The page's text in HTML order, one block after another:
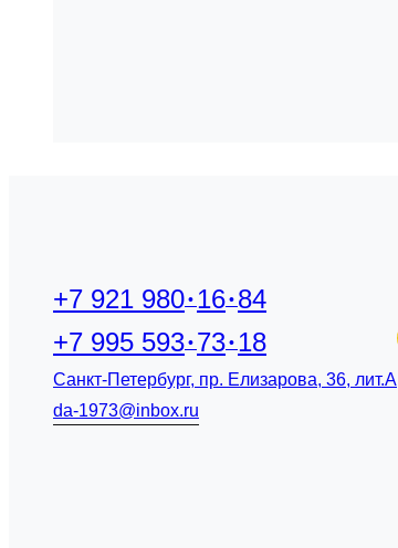
+7 921 980 16 84
+7 995 593 73 18
Санкт-Петербург, пр. Елизарова, 36, лит.А
da-1973@inbox.ru